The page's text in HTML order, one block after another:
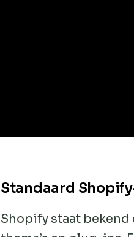
Standaard
Shopify staat